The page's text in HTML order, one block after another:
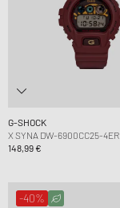
G-SHOCK
X SYNA DW-6900CC25-4ER
148,99 €
-40%